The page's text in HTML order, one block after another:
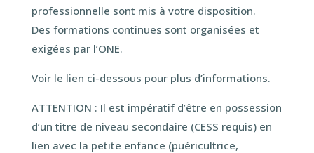
professionnelle sont mis à votre disposition.
Des formations continues sont organisées et
exigées par l’ONE.
Voir le lien ci-dessous pour plus d’informations.
ATTENTION : Il est impératif d’être en possession
d’un titre de niveau secondaire (CESS requis) en
lien avec la petite enfance (puéricultrice,